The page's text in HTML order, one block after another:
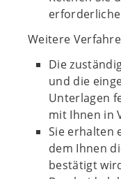
Weitere
Die
und die
Unterlagen
mit Ihnen in
Sie erhalten
dem Ihnen
bestätigt